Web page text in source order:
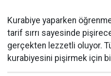
Kurabiye yaparken
tarif sırrı sayesinde
gerçekten lezzetli oluyor.
kurabiyesini pişirmek için